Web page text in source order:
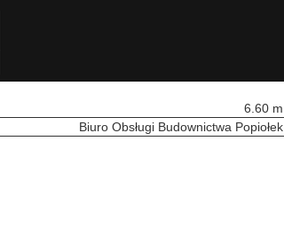
6.60 m
Biuro Obsługi Budownictwa Popiołek